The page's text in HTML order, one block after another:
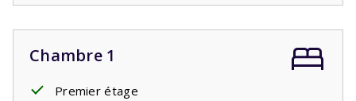
Chambre 1
Premier étage